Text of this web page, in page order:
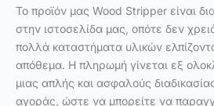
Το προϊόν μας Wood Stripper είναι
στην ιστοσελίδα μας, οπότε δεν
πολλά καταστήματα υλικών
απόθεμα. Η πληρωμή γίνεται εξ
μιας απλής και ασφαλούς
αγοράς, ώστε να μπορείτε να